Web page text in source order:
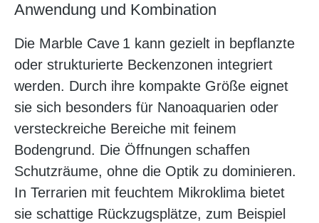
Anwendung und Kombination
Die Marble Cave 1 kann gezielt in bepflanzte
oder strukturierte Beckenzonen integriert
werden. Durch ihre kompakte Größe eignet
sie sich besonders für Nanoaquarien oder
versteckreiche Bereiche mit feinem
Bodengrund. Die Öffnungen schaffen
Schutzräume, ohne die Optik zu dominieren.
In Terrarien mit feuchtem Mikroklima bietet
sie schattige Rückzugsplätze, zum Beispiel